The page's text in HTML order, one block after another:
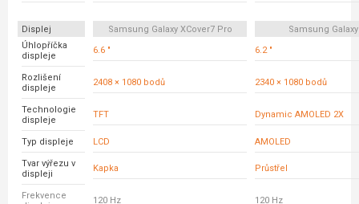
Displej Samsung Galaxy XCover7 Pro
Samsung Galaxy
Úhlopříčka
displeje
6.6 " 6.2 "
Rozlišení
displeje
2408 × 1080 bodů 2340 × 1080 bodů
Technologie
displeje
TFT Dynamic AMOLED 2X
Typ displeje LCD AMOLED
Tvar výřezu v
displeji
Kapka Průstřel
Frekvence
120 Hz 120 Hz